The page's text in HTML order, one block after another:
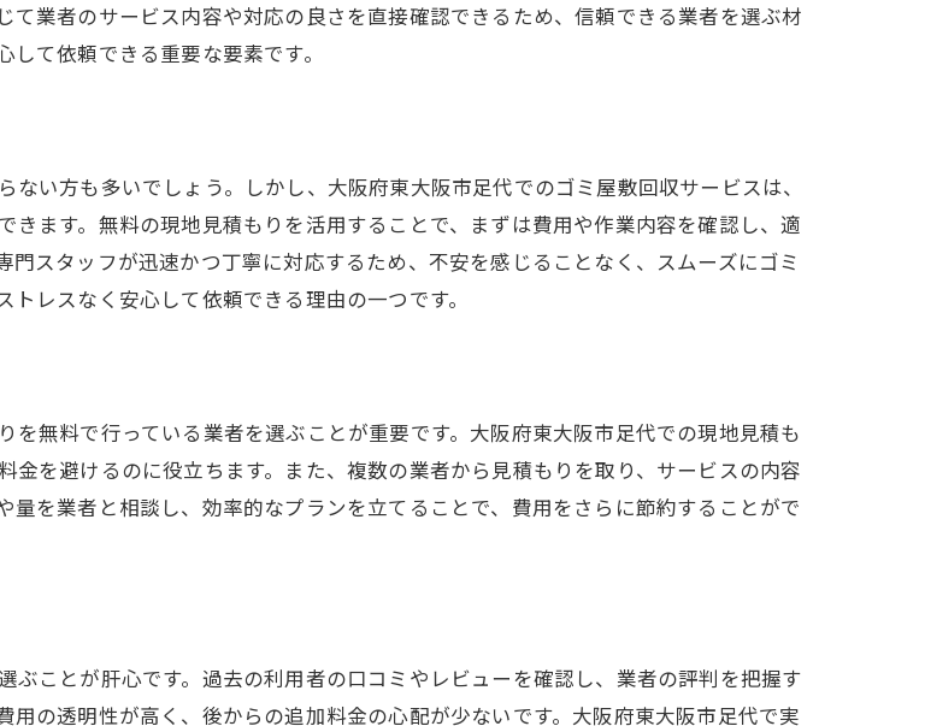
業者のサービス内容や対応の良さを直接確認できるため、信頼できる業者を選ぶ材
て依頼できる重要な要素です。
い方も多いでしょう。しかし、大阪府東大阪市足代でのゴミ屋敷回収サービスは、
ます。無料の現地見積もりを活用することで、まずは費用や作業内容を確認し、適
スタッフが迅速かつ丁寧に対応するため、不安を感じることなく、スムーズにゴミ
レスなく安心して依頼できる理由の一つです。
無料で行っている業者を選ぶことが重要です。大阪府東大阪市足代での現地見積も
を避けるのに役立ちます。また、複数の業者から見積もりを取り、サービスの内容
を業者と相談し、効率的なプランを立てることで、費用をさらに節約することがで
ことが肝心です。過去の利用者の口コミやレビューを確認し、業者の評判を把握す
の透明性が高く、後からの追加料金の心配が少ないです。大阪府東大阪市足代で実